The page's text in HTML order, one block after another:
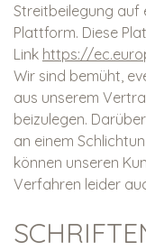
Streitbeilegung auf
Plattform. Diese
Link https://
Wir sind bemüht,
aus unserem
beizulegen.
an einem
können unseren
Verfahren leider